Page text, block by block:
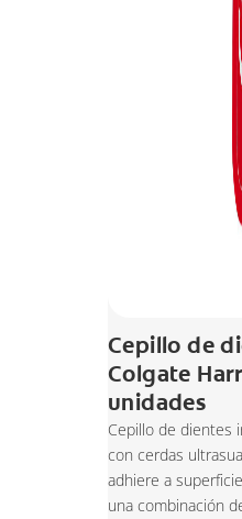
Cepillo de
Colgate
unidades
Cepillo de dientes
con cerdas
adhiere a
una combinación